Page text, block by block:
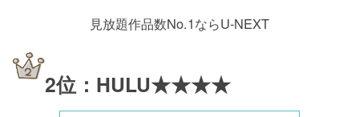
見放題作品数No.1ならU-NEXT
2位：HULU★★★★